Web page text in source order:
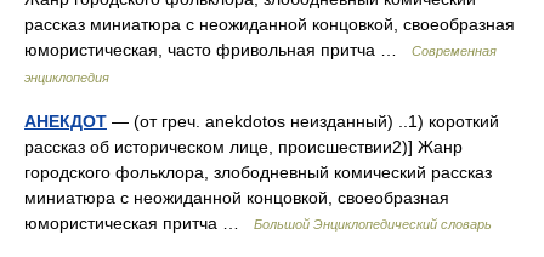
рассказ миниатюра с неожиданной концовкой, своеобразная
юмористическая, часто фривольная притча …
Современная
энциклопедия
АНЕКДОТ — (от греч. anekdotos неизданный) ..1) короткий
рассказ об историческом лице, происшествии2)] Жанр
городского фольклора, злободневный комический рассказ
миниатюра с неожиданной концовкой, своеобразная
юмористическая притча …
Большой Энциклопедический словарь